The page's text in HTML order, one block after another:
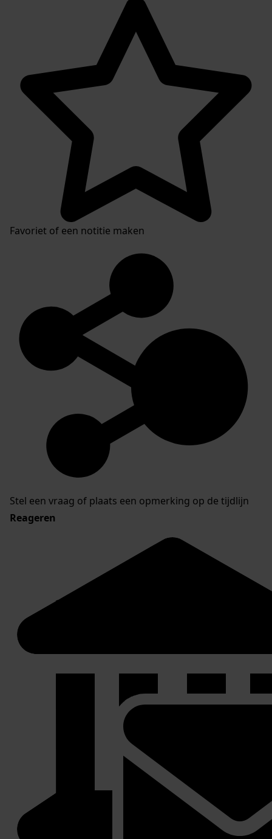
Favoriet of een notitie maken
Stel een vraag of plaats een opmerking op de tijdlijn
Reageren